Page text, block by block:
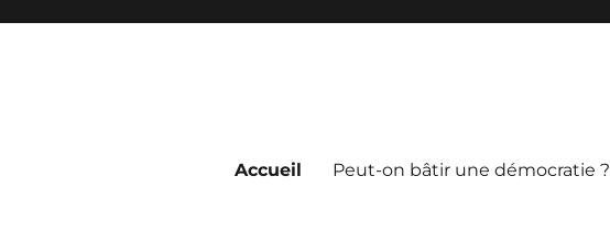
Accueil Peut-on bâtir une démocratie ?